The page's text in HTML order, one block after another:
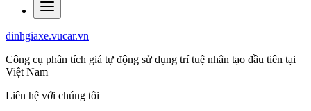
dinhgiaxe.vucar.vn
Công cụ phân tích giá tự động sử dụng trí tuệ nhân tạo đầu tiên tại
Việt Nam
Liên hệ với chúng tôi